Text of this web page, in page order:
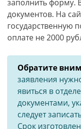
заполнить форму.
документов. На
государственную
оплате не 2000
Обратите
заявления
явиться в
документами,
следует
Срок